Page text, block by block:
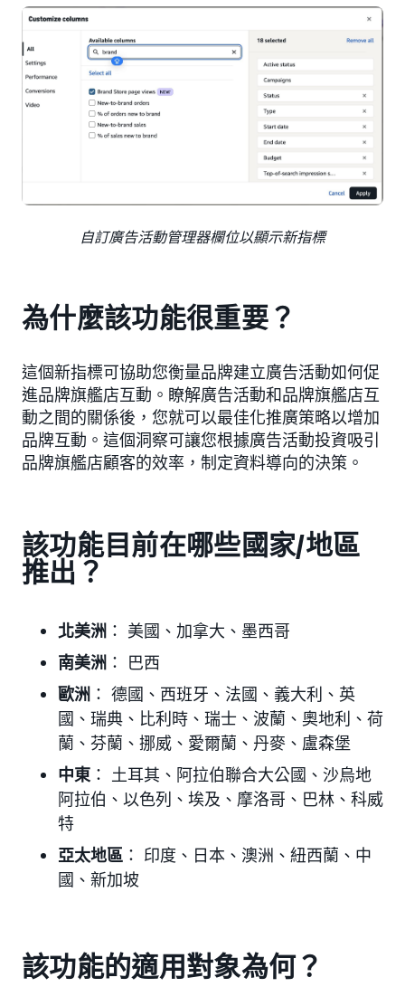
自訂廣告活動管理器欄位以顯示新指標
為什麼該功能很重要？
這個新指標可協助您衡量品牌建立廣告活動如何促
進品牌旗艦店互動。瞭解廣告活動和品牌旗艦店互
動之間的關係後，您就可以最佳化推廣策略以增加
品牌互動。這個洞察可讓您根據廣告活動投資吸引
品牌旗艦店顧客的效率，制定資料導向的決策。
該功能目前在哪些國家/地區
推出？
北美洲 ： 美國、加拿大、墨西哥
南美洲 ： 巴西
歐洲 ： 德國、西班牙、法國、義大利、英
國、瑞典、比利時、瑞士、波蘭、奧地利、荷
蘭、芬蘭、挪威、愛爾蘭、丹麥、盧森堡
中東： 土耳其、阿拉伯聯合大公國、沙烏地
阿拉伯、以色列、埃及、摩洛哥、巴林、科威
特
亞太地區 ： 印度、日本、澳洲、紐西蘭、中
國、新加坡
該功能的適用對象為何？